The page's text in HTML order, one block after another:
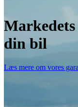
din bil
Læs mere om vores